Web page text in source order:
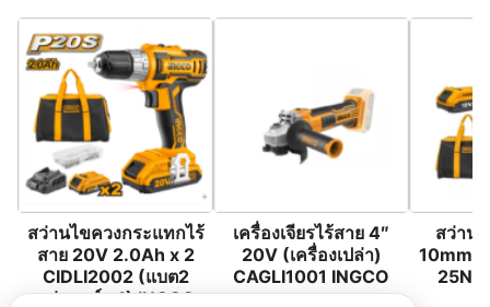
สว่านไขควงกระแทกไร้
สาย 20V 2.0Ah x 2
CIDLI2002 (แบต2
แท่นชาร์ต 1) INGCO
เครื่องเจียรไร้สาย 4″
20V (เครื่องเปล่า)
CAGLI1001 INGCO
สว่าน
10mm.